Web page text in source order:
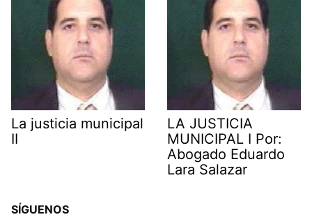
La justicia municipal
II
LA JUSTICIA
MUNICIPAL I Por:
Abogado Eduardo
Lara Salazar
SÍGUENOS